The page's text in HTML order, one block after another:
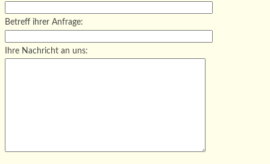
Betreff ihrer Anfrage:
Ihre Nachricht an uns: